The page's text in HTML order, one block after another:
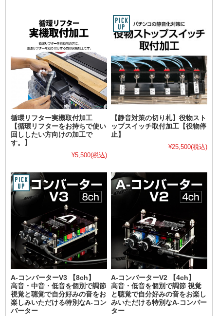
循環リフター実機取付加工
【循環リフターをお持ちで使い
回ししたい方向けの加工で
す。】
¥5,500(税込)
【静音対策の切り札】役物スト
ップスイッチ取付加工【役物停
止】
¥25,500(税込)
A-コンバーターV3 【8ch】
高音・中音・低音を個別で調節
視覚と聴覚で自分好みの音をお
楽しみいただける特別なA-コン
バーター
A-コンバーターV2 【4ch】
高音・低音を個別で調節 視覚
と聴覚で自分好みの音をお楽し
みいただける特別なA-コンバー
ター